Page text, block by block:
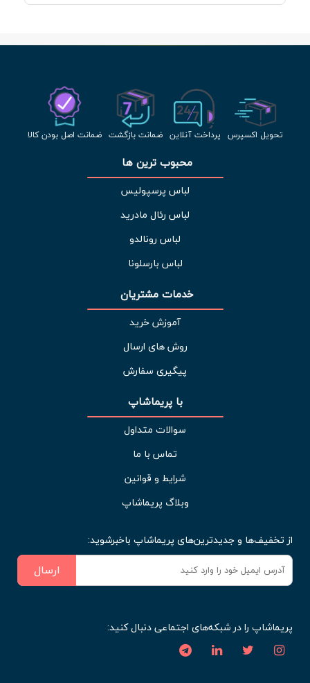
تحویل اکسپرس پرداخت آنلاین ضمانت بازگشت ضمانت اصل بودن کالا
محبوب ترین ها
لباس پرسپولیس
لباس رئال مادرید
لباس رونالدو
لباس بارسلونا
خدمات مشتریان
آموزش خرید
روش های ارسال
پیگیری سفارش
با پریماشاپ
سوالات متداول
تماس با ما
شرایط و قوانین
وبلاگ پریماشاپ
از تخفیف‌ها و جدیدترین‌های پریماشاپ باخبرشوید:
ارسال
پریماشاپ را در شبکه‌های اجتماعی دنبال کنید: